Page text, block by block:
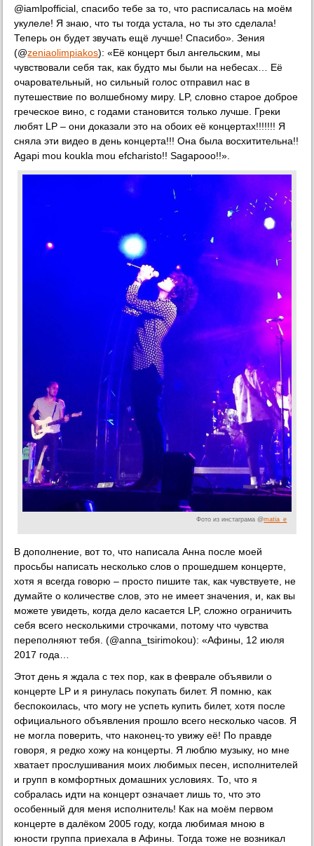
@iamlpofficial, спасибо тебе за то, что расписалась на моём
укулеле! Я знаю, что ты тогда устала, но ты это сделала!
Теперь он будет звучать ещё лучше! Спасибо». Зения
(@zeniaolimpiakos): «Её концерт был ангельским, мы
чувствовали себя так, как будто мы были на небесах… Её
очаровательный, но сильный голос отправил нас в
путешествие по волшебному миру. LP, словно старое доброе
греческое вино, с годами становится только лучше. Греки
любят LP – они доказали это на обоих её концертах!!!!!!! Я
сняла эти видео в день концерта!!! Она была восхитительна!!
Agapi mou koukla mou efcharisto!! Sagapooo!!».
Фото из инстаграма @matia_e
В дополнение, вот то, что написала Анна после моей
просьбы написать несколько слов о прошедшем концерте,
хотя я всегда говорю – просто пишите так, как чувствуете, не
думайте о количестве слов, это не имеет значения, и, как вы
можете увидеть, когда дело касается LP, сложно ограничить
себя всего несколькими строчками, потому что чувства
переполняют тебя. (@anna_tsirimokou): «Афины, 12 июля
2017 года…
Этот день я ждала с тех пор, как в феврале объявили о
концерте LP и я ринулась покупать билет. Я помню, как
беспокоилась, что могу не успеть купить билет, хотя после
официального объявления прошло всего несколько часов. Я
не могла поверить, что наконец-то увижу её! По правде
говоря, я редко хожу на концерты. Я люблю музыку, но мне
хватает прослушивания моих любимых песен, исполнителей
и групп в комфортных домашних условиях. То, что я
собралась идти на концерт означает лишь то, что это
особенный для меня исполнитель! Как на моём первом
концерте в далёком 2005 году, когда любимая мною в
юности группа приехала в Афины. Тогда тоже не возникал